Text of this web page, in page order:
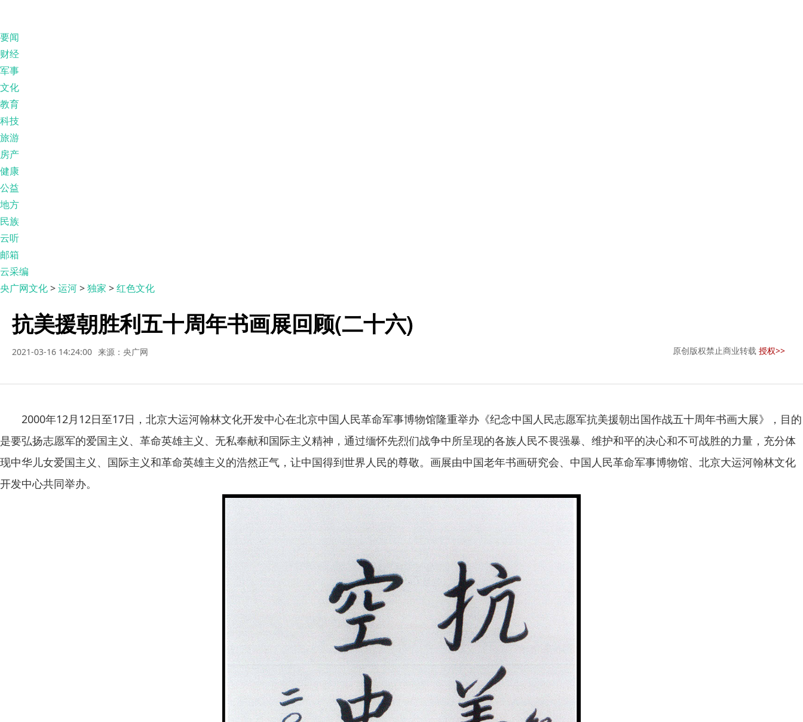
要闻
财经
军事
文化
教育
科技
旅游
房产
健康
公益
地方
民族
云听
邮箱
云采编
央广网文化>运河>独家 >红色文化
抗美援朝胜利五十周年书画展回顾(二十六)
2021-03-16 14:24:00 来源：央广网 原创版权禁止商业转载 授权>>
2000年12月12日至17日，北京大运河翰林文化开发中心在北京中国人民革命军事博物馆隆重举办《纪念中国人民志愿军抗美援朝出国作战五十周年书画大展》，目的
是要弘扬志愿军的爱国主义、革命英雄主义、无私奉献和国际主义精神，通过缅怀先烈们战争中所呈现的各族人民不畏强暴、维护和平的决心和不可战胜的力量，充分体
现中华儿女爱国主义、国际主义和革命英雄主义的浩然正气，让中国得到世界人民的尊敬。画展由中国老年书画研究会、中国人民革命军事博物馆、北京大运河翰林文化
开发中心共同举办。